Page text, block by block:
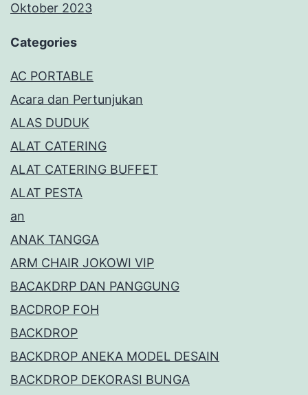
Oktober 2023
Categories
AC PORTABLE
Acara dan Pertunjukan
ALAS DUDUK
ALAT CATERING
ALAT CATERING BUFFET
ALAT PESTA
an
ANAK TANGGA
ARM CHAIR JOKOWI VIP
BACAKDRP DAN PANGGUNG
BACDROP FOH
BACKDROP
BACKDROP ANEKA MODEL DESAIN
BACKDROP DEKORASI BUNGA